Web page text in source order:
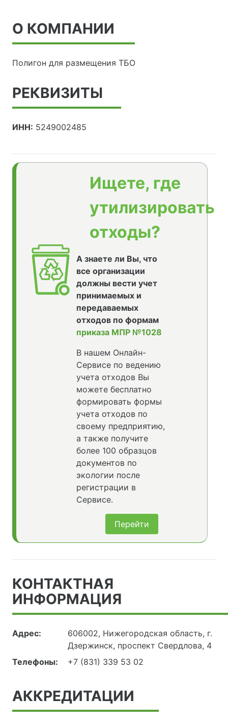
О КОМПАНИИ
Полигон для размещения ТБО
РЕКВИЗИТЫ
ИНН: 5249002485
Ищете, где
утилизировать
отходы?
А знаете ли Вы, что
все организации
должны вести учет
принимаемых и
передаваемых
отходов по формам
приказа МПР №1028
В нашем Онлайн-
Сервисе по ведению
учета отходов Вы
можете бесплатно
формировать формы
учета отходов по
своему предприятию,
а также получите
более 100 образцов
документов по
экологии после
регистрации в
Сервисе.
Перейти
КОНТАКТНАЯ
ИНФОРМАЦИЯ
Адрес:
606002, Нижегородская область, г.
Дзержинск, проспект Свердлова, 4
Телефоны:
+7 (831) 339 53 02
АККРЕДИТАЦИИ